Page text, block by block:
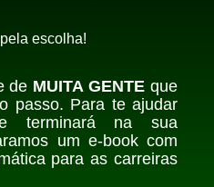
escolha!
de MUITA GENTE que
passo. Para te ajudar
terminará na sua
um e-book com
para as carreiras